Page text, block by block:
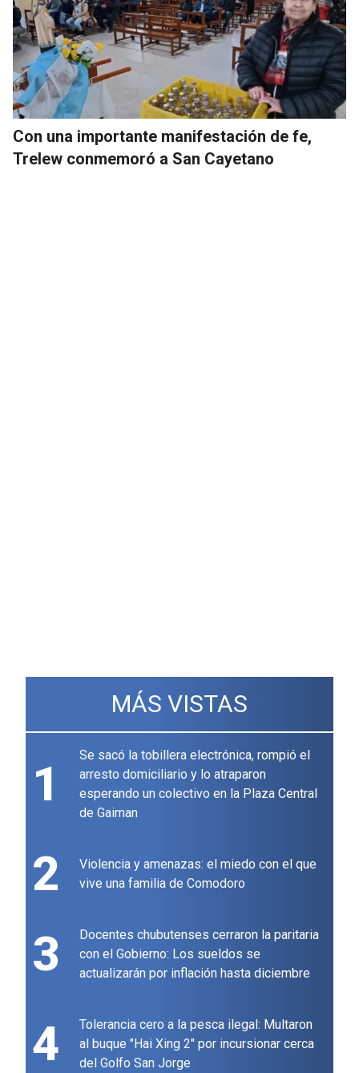
Con una importante manifestación de fe,
Trelew conmemoró a San Cayetano
MÁS VISTAS
1
Se sacó la tobillera electrónica, rompió el
arresto domiciliario y lo atraparon
esperando un colectivo en la Plaza Central
de Gaiman
2
Violencia y amenazas: el miedo con el que
vive una familia de Comodoro
3
Docentes chubutenses cerraron la paritaria
con el Gobierno: Los sueldos se
actualizarán por inflación hasta diciembre
4
Tolerancia cero a la pesca ilegal: Multaron
al buque "Hai Xing 2" por incursionar cerca
del Golfo San Jorge